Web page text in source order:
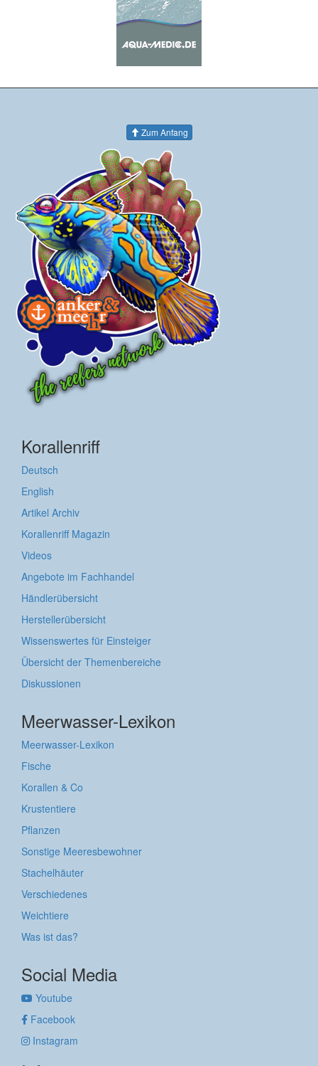
Zum Anfang
Korallenriff
Deutsch
English
Artikel Archiv
Korallenriff Magazin
Videos
Angebote im Fachhandel
Händlerübersicht
Herstellerübersicht
Wissenswertes für Einsteiger
Übersicht der Themenbereiche
Diskussionen
Meerwasser-Lexikon
Meerwasser-Lexikon
Fische
Korallen & Co
Krustentiere
Pflanzen
Sonstige Meeresbewohner
Stachelhäuter
Verschiedenes
Weichtiere
Was ist das?
Social Media
Youtube
Facebook
Instagram